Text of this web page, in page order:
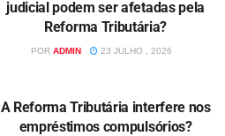
judicial podem ser afetadas pela
Reforma Tributária?
POR ADMIN 23 JULHO , 2026
A Reforma Tributária interfere nos
empréstimos compulsórios?